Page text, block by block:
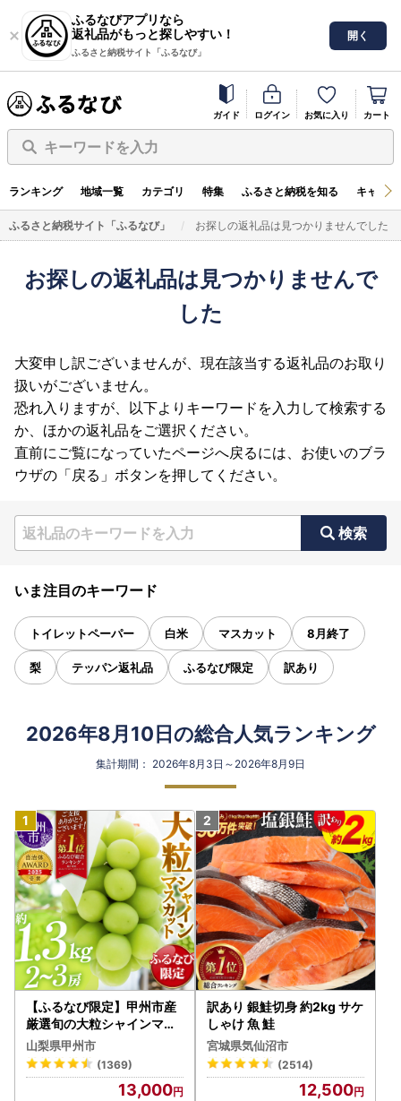
ふるなびアプリなら
返礼品がもっと探しやすい！
ふるさと納税サイト「ふるなび」
開く
ガイド ログイン お気に入り カート
キーワードを入力
ランキング 地域一覧 カテゴリ 特集 ふるさと納税を知る キャン
ふるさと納税サイト「ふるなび」 お探しの返礼品は見つかりませんでした
お探しの返礼品は見つかりませんで
した
大変申し訳ございませんが、現在該当する返礼品のお取り
扱いがございません。
恐れ入りますが、以下よりキーワードを入力して検索する
か、ほかの返礼品をご選択ください。
直前にご覧になっていたページへ戻るには、お使いのブラ
ウザの「戻る」ボタンを押してください。
検索
いま注目のキーワード
トイレットペーパー 白米 マスカット 8月終了
梨 テッパン返礼品 ふるなび限定 訳あり
2026年8月10日の総合人気ランキング
集計期間： 2026年8月3日～2026年8月9日
【ふるなび限定】甲州市産
厳選旬の大粒シャインマス
カット 約1.3kg 2～3房【2
026年発送】（MG）B12-
472 FN-Limited-VO シャ
インマスカット フルーツ
山梨県甲州市
(1369)
13,000
訳あり 銀鮭切身 約2kg サケ
しゃけ 魚 鮭
宮城県気仙沼市
(2514)
12,500